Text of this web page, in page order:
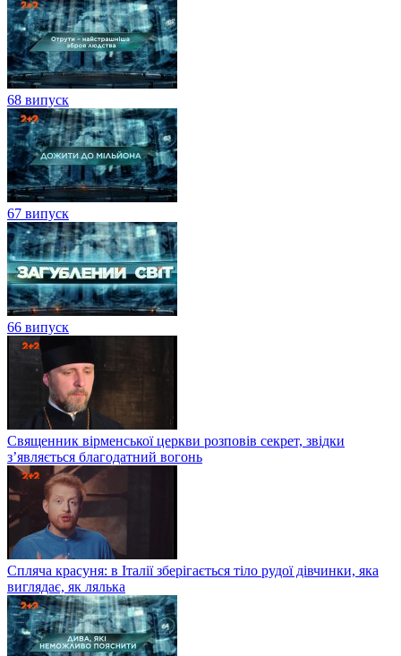
68 випуск
67 випуск
66 випуск
Священник вірменської церкви розповів секрет, звідки
з’являється благодатний вогонь
Спляча красуня: в Італії зберігається тіло рудої дівчинки, яка
виглядає, як лялька